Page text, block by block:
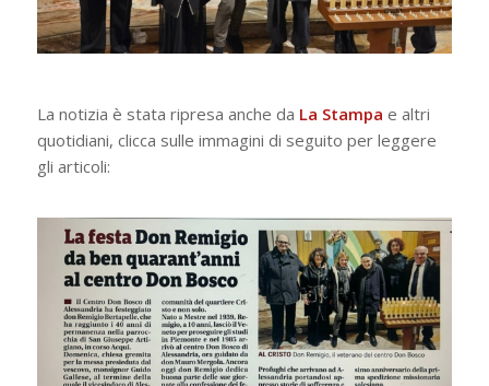
La notizia è stata ripresa anche da La Stampa e altri
quotidiani, clicca sulle immagini di seguito per leggere
gli articoli: